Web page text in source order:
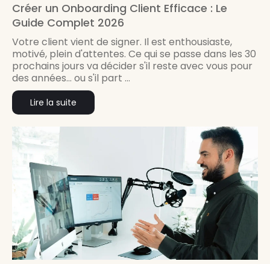
Créer un Onboarding Client Efficace : Le
Guide Complet 2026
Votre client vient de signer. Il est enthousiaste,
motivé, plein d'attentes. Ce qui se passe dans les 30
prochains jours va décider s'il reste avec vous pour
des années... ou s'il part ...
Lire la suite